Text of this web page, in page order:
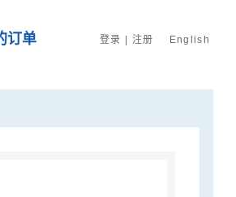
订单 登录 | 注册 English